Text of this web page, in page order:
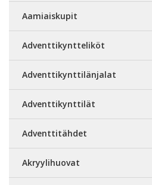
Aamiaiskupit
Adventtikyntteliköt
Adventtikynttilänjalat
Adventtikynttilät
Adventtitähdet
Akryylihuovat